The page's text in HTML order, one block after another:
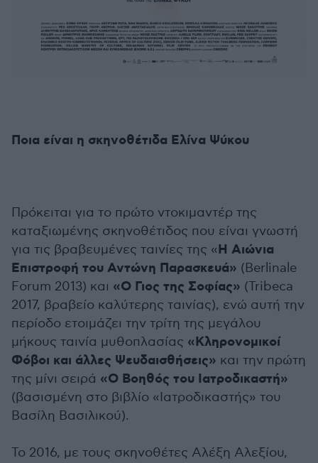
Ποια είναι η σκηνοθέτιδα Ελίνα Ψύκου
Πρόκειται για το πρώτο ντοκιμαντέρ της
καταξιωμένης σκηνοθέτιδος που είναι γνωστή
για τις βραβευμένες ταινίες της «Η Αιώνια
Επιστροφή του Αντώνη Παρασκευά» (Berlinale
Forum 2013) και «Ο Γιος της Σοφίας» (Tribeca
2017, βραβείο καλύτερης ταινίας), ενώ αυτή την
περίοδο ετοιμάζει την τρίτη της μεγάλου
μήκους ταινία μυθοπλασίας «Κληρονομικοί
Φόβοι και άλλες Ψευδαισθήσεις» και την πρώτη
της μίνι σειρά «Ο Βοηθός του Ιατροδικαστή»
(βασισμένη στο βιβλίο «Ιατροδικαστής» του
Βασίλη Βασιλικού).
Το 2016, με τους σκηνοθέτες Αλέξη Αλεξίου,